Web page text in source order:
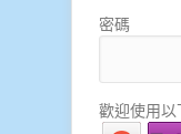
密碼
歡迎使用以